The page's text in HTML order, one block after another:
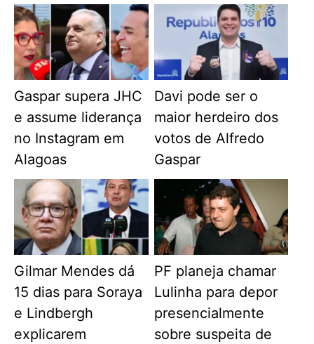
Gaspar supera JHC
e assume liderança
no Instagram em
Alagoas
Davi pode ser o
maior herdeiro dos
votos de Alfredo
Gaspar
Gilmar Mendes dá
15 dias para Soraya
e Lindbergh
explicarem
PF planeja chamar
Lulinha para depor
presencialmente
sobre suspeita de